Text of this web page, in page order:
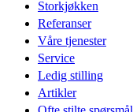
Storkjøkken
Referanser
Våre tjenester
Service
Ledig stilling
Artikler